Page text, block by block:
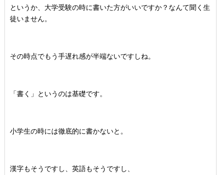
というか、大学受験の時に書いた方がいいですか？なんて聞く生
徒いません。
その時点でもう手遅れ感が半端ないですしね。
「書く」というのは基礎です。
小学生の時には徹底的に書かないと。
漢字もそうですし、英語もそうですし、